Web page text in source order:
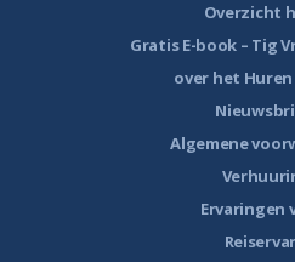
Overzicht
Gratis E-book – Tig
over het Huren
Algemene
Ervaringen